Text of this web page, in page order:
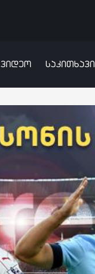
ვიდეო საკითხავი